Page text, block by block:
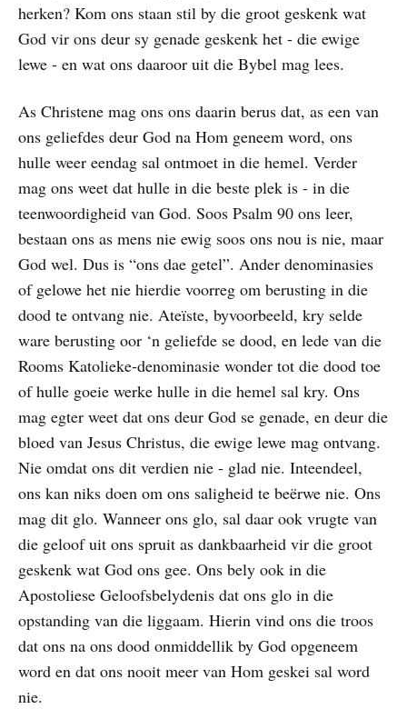
herken? Kom ons staan stil by die groot geskenk wat
God vir ons deur sy genade geskenk het - die ewige
lewe - en wat ons daaroor uit die Bybel mag lees.
As Christene mag ons ons daarin berus dat, as een van
ons geliefdes deur God na Hom geneem word, ons
hulle weer eendag sal ontmoet in die hemel. Verder
mag ons weet dat hulle in die beste plek is - in die
teenwoordigheid van God. Soos Psalm 90 ons leer,
bestaan ons as mens nie ewig soos ons nou is nie, maar
God wel. Dus is “ons dae getel”. Ander denominasies
of gelowe het nie hierdie voorreg om berusting in die
dood te ontvang nie. Ateïste, byvoorbeeld, kry selde
ware berusting oor ‘n geliefde se dood, en lede van die
Rooms Katolieke-denominasie wonder tot die dood toe
of hulle goeie werke hulle in die hemel sal kry. Ons
mag egter weet dat ons deur God se genade, en deur die
bloed van Jesus Christus, die ewige lewe mag ontvang.
Nie omdat ons dit verdien nie - glad nie. Inteendeel,
ons kan niks doen om ons saligheid te beërwe nie. Ons
mag dit glo. Wanneer ons glo, sal daar ook vrugte van
die geloof uit ons spruit as dankbaarheid vir die groot
geskenk wat God ons gee. Ons bely ook in die
Apostoliese Geloofsbelydenis dat ons glo in die
opstanding van die liggaam. Hierin vind ons die troos
dat ons na ons dood onmiddellik by God opgeneem
word en dat ons nooit meer van Hom geskei sal word
nie.